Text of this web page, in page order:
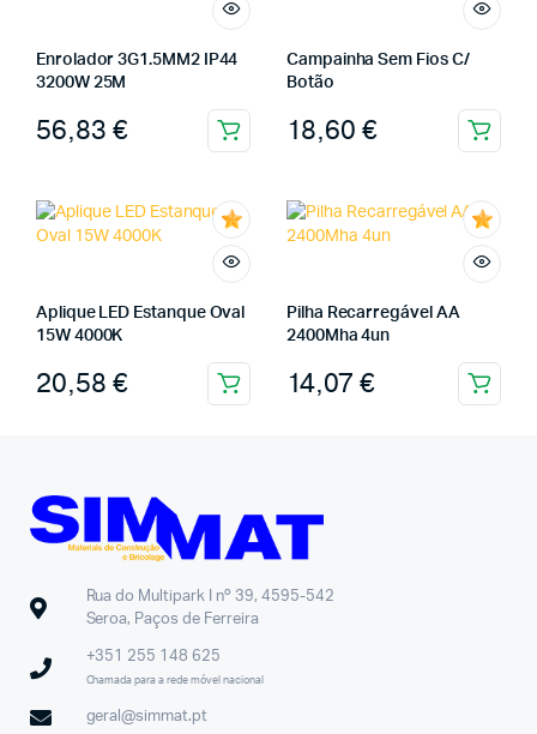
Enrolador 3G1.5MM2 IP44
3200W 25M
56,83 €
Campainha Sem Fios C/
Botão
18,60 €
Aplique LED Estanque Oval
15W 4000K
20,58 €
Pilha Recarregável AA
2400Mha 4un
14,07 €
Rua do Multipark I nº 39, 4595-542
Seroa, Paços de Ferreira
+351 255 148 625
Chamada para a rede móvel nacional
geral@simmat.pt